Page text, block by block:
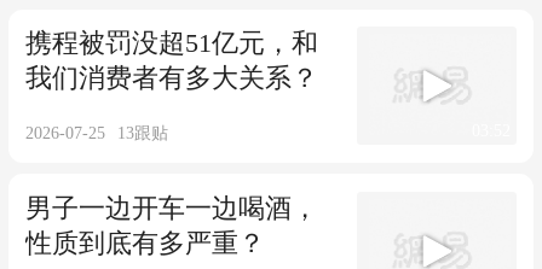
携程被罚没超51亿元，和
我们消费者有多大关系？
2026-07-25 13跟贴
男子一边开车一边喝酒，
性质到底有多严重？